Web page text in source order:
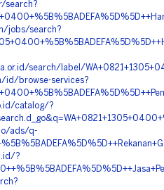
search?
jobs/search?
search/label/
id/browse-services?
catalog/?
ads/q-
?